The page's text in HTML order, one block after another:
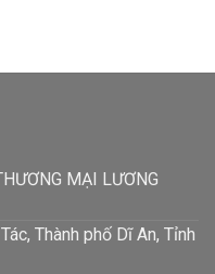
MẠI LƯƠNG
Thành phố Dĩ An, Tỉnh